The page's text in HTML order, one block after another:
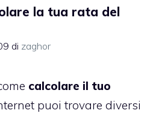
la tua rata del
di zaghor
calcolare il tuo
puoi trovare diversi